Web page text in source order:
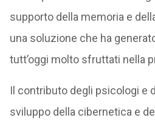
supporto della memoria e
una soluzione che ha
tutt’oggi molto sfruttati nella
Il contributo degli psicologi e
sviluppo della cibernetica e